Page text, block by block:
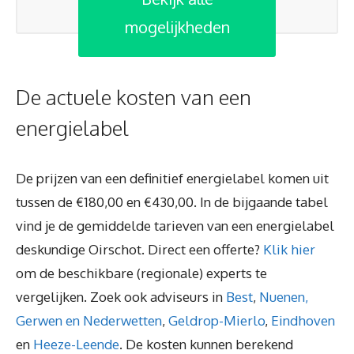
mogelijkheden
De actuele kosten van een
energielabel
De prijzen van een definitief energielabel komen uit
tussen de €180,00 en €430,00. In de bijgaande tabel
vind je de gemiddelde tarieven van een energielabel
deskundige Oirschot. Direct een offerte? Klik hier
om de beschikbare (regionale) experts te
vergelijken. Zoek ook adviseurs in Best, Nuenen,
Gerwen en Nederwetten, Geldrop-Mierlo, Eindhoven
en Heeze-Leende. De kosten kunnen berekend